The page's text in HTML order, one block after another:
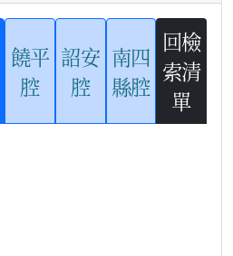
饒平
腔
詔安
腔
南四
縣腔
回檢
索清
單